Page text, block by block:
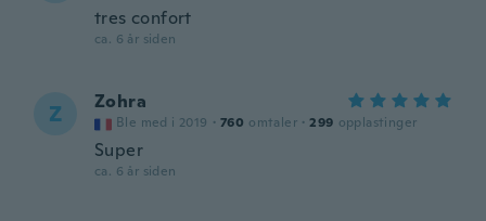
tres confort
ca. 6 år siden
Z Zohra
Ble med i 2019 · 760 omtaler · 299 opplastinger
Super
ca. 6 år siden